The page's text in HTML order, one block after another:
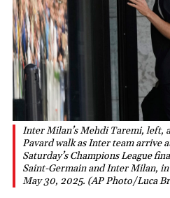
Inter Milan’s Mehdi Taremi, left,
Pavard walk as Inter team arrive
Saturday’s Champions League
Saint-Germain and Inter Milan,
May 30, 2025. (AP Photo/Luca